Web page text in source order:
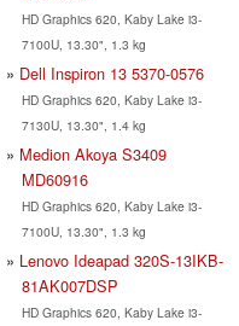
HD Graphics 620, Kaby Lake i3-
7100U, 13.30", 1.3 kg
Dell Inspiron 13 5370-0576
HD Graphics 620, Kaby Lake i3-
7130U, 13.30", 1.4 kg
Medion Akoya S3409
MD60916
HD Graphics 620, Kaby Lake i3-
7100U, 13.30", 1.3 kg
Lenovo Ideapad 320S-13IKB-
81AK007DSP
HD Graphics 620, Kaby Lake i3-